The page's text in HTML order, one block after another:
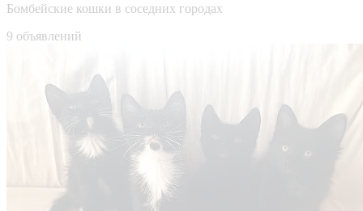
Бомбейские кошки в соседних городах
9 объявлений